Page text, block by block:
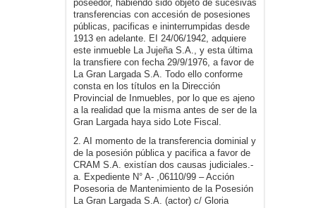
poseedor, habiendo sido objeto de sucesivas
transferencias con accesión de posesiones
públicas, pacificas e ininterrumpidas desde
1913 en adelante. EI 24/06/1942, adquiere
este inmueble La Jujeña S.A., y esta última
la transfiere con fecha 29/9/1976, a favor de
La Gran Largada S.A. Todo ello conforme
consta en los títulos en la Dirección
Provincial de Inmuebles, por lo que es ajeno
a la realidad que la misma antes de ser de la
Gran Largada haya sido Lote Fiscal.
2. AI momento de la transferencia dominial y
de la posesión pública y pacifica a favor de
CRAM S.A. existían dos causas judiciales.-
a. Expediente N° A- ,06110/99 – Acción
Posesoria de Mantenimiento de la Posesión
La Gran Largada S.A. (actor) c/ Gloria